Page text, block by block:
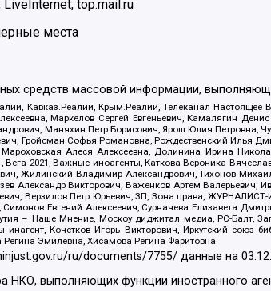
LiveInternet, top.mail.ru
места
средств массовой информации,
Кавказ.Реалии, Крым.Реалии, Телеканал Настоящее
Маркелов Сергей Евгеньевич, Камалягин
Маняхин Петр Борисович, Ярош Юлия Петровна,
Гройсман Софья Романовна, Рождественский Илья
Алеся Алексеевна, Долинина Ирина
Вега 2021, Важные иноагенты, Каткова Вероника
Жилинский Владимир Александрович, Тихонов Михаил
Александр Викторович, Важенков Артем
Верзилов Петр Юрьевич, ЗП, Зона права,
Евгений Алексеевич, Сурначева Елизавета
– Наше Мнение, Москоу диджитал медиа, РС-Балт,
Кочетков Игорь Викторович, Иркутский союз
Регина Эмилевна, Хисамова Регина Фаритовна
ru/documents/7755/ данные на
НКО, выполняющих функции иностранного